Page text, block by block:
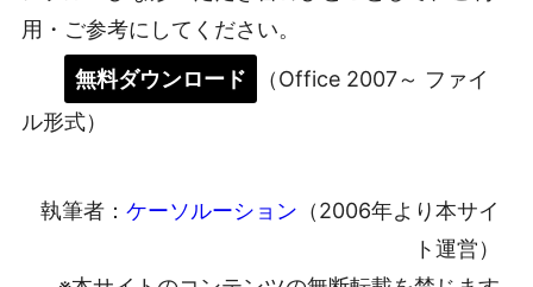
用・ご参考にしてください。
無料ダウンロード
（Office 2007～ ファイ
ル形式）
執筆者： ケーソルーション （2006年より本サイ
ト運営）